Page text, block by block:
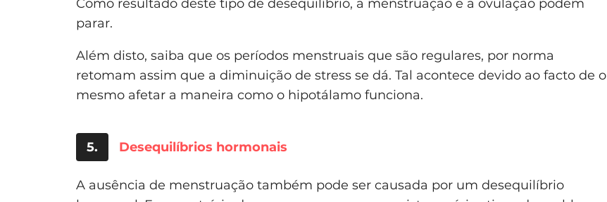
Como resultado deste tipo de desequilíbrio, a menstruação e a ovulação podem
parar.
Além disto, saiba que os períodos menstruais que são regulares, por norma
retomam assim que a diminuição de stress se dá. Tal acontece devido ao facto de o
mesmo afetar a maneira como o hipotálamo funciona.
5. Desequilíbrios hormonais
A ausência de menstruação também pode ser causada por um desequilíbrio